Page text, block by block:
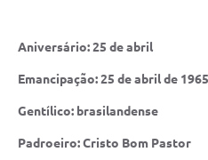
Aniversário: 25 de abril
Emancipação: 25 de abril de 1965
Gentílico: brasilandense
Padroeiro: Cristo Bom Pastor